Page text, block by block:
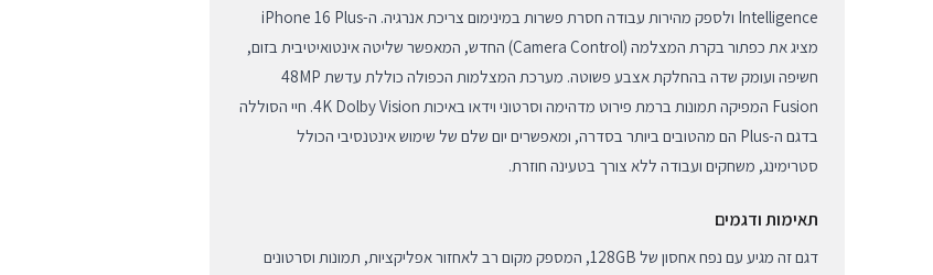
Intelligence ולספק מהירות עבודה חסרת פשרות במינימום צריכת אנרגיה. ה-iPhone 16 Plus
מציג את כפתור בקרת המצלמה (Camera Control) החדש, המאפשר שליטה אינטואיטיבית בזום,
חשיפה ועומק שדה בהחלקת אצבע פשוטה. מערכת המצלמות הכפולה כוללת עדשת 48MP
Fusion המפיקה תמונות ברמת פירוט מדהימה וסרטוני וידאו באיכות 4K Dolby Vision. חיי הסוללה
בדגם ה-Plus הם מהטובים ביותר בסדרה, ומאפשרים יום שלם של שימוש אינטנסיבי הכולל
סטרימינג, משחקים ועבודה ללא צורך בטעינה חוזרת.
תאימות ודגמים
דגם זה מגיע עם נפח אחסון של 128GB, המספק מקום רב לאחזור אפליקציות, תמונות וסרטונים